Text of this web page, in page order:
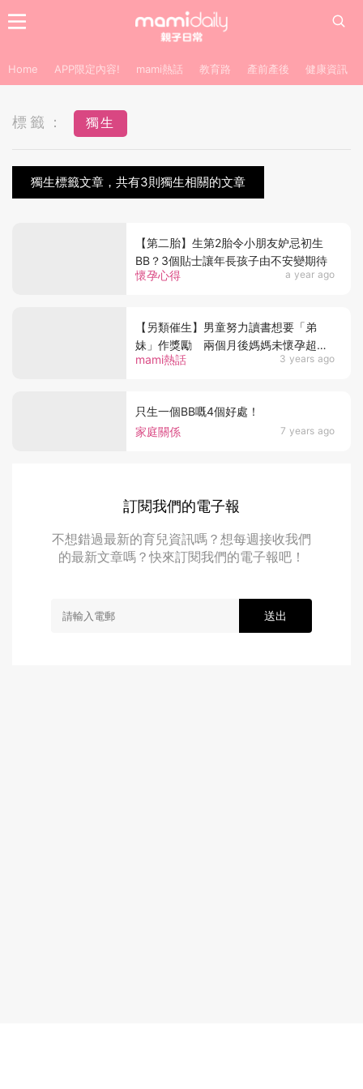
Home APP限定內容! mami熱話 教育路 產前產後 健康資訊
標籤： 獨生
獨生標籤文章，共有3則獨生相關的文章
懷孕心得 a year ago
【第二胎】生第2胎令小朋友妒忌初生
BB？3個貼士讓年長孩子由不安變期待
mami熱話 3 years ago
【另類催生】男童努力讀書想要「弟
妹」作獎勵 兩個月後媽媽未懷孕超失
望
家庭關係 7 years ago
只生一個BB嘅4個好處！
訂閱我們的電子報
不想錯過最新的育兒資訊嗎？想每週接收我們
的最新文章嗎？快來訂閱我們的電子報吧！
送出